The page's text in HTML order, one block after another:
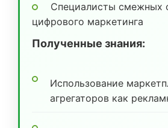
Специалисты смежных
цифрового маркетинга
Полученные знания:
Использование
агрегаторов как